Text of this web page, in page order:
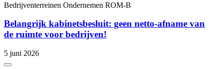
Bedrijventerreinen Ondernemen ROM-B
Belangrijk kabinetsbesluit: geen netto-afname van
de ruimte voor bedrijven!
5 juni 2026